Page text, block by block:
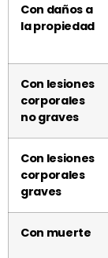
Con daños a
la propiedad
Con lesiones
corporales
no graves
Con lesiones
corporales
graves
Con muerte